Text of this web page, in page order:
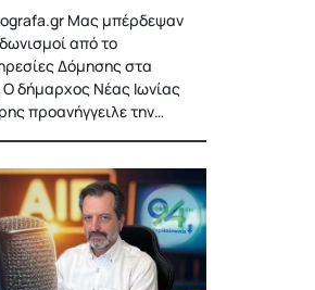
Μας μπέρδεψαν
από το
Δόμησης στα
Ο δήμαρχος Νέας Ιωνίας
προανήγγειλε την…